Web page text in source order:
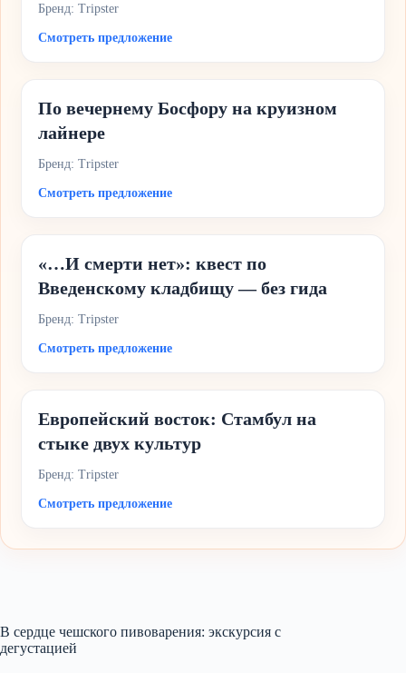
Бренд: Tripster
Смотреть предложение
По вечернему Босфору на круизном
лайнере
Бренд: Tripster
Смотреть предложение
«…И смерти нет»: квест по
Введенскому кладбищу — без гида
Бренд: Tripster
Смотреть предложение
Европейский восток: Стамбул на
стыке двух культур
Бренд: Tripster
Смотреть предложение
В сердце чешского пивоварения: экскурсия с
дегустацией